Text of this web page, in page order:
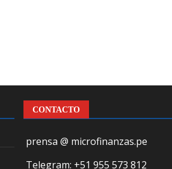
CONTACTO
prensa @ microfinanzas.pe
Telegram: +51 955 573 812